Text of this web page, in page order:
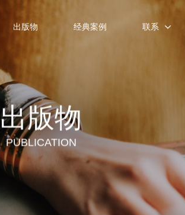
出版物 经典案例 联系
出版物
PUBLICATION